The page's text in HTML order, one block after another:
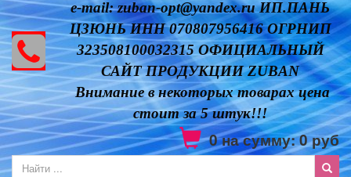
e-mail: zuban-opt@yandex.ru ИП.ПАНЬ
ЦЗЮНЬ ИНН 070807956416 ОГРНИП
323508100032315 ОФИЦИАЛЬНЫЙ
САЙТ ПРОДУКЦИИ ZUBAN
Внимание в некоторых товарах цена
стоит за 5 штук!!!
0на сумму:0руб